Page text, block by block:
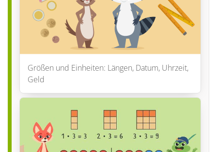
Größen und Einheiten: Längen, Datum, Uhrzeit,
Geld